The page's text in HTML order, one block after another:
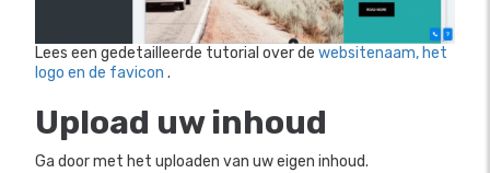
Lees een gedetailleerde tutorial over de websitenaam, het
logo en de favicon .
Upload uw inhoud
Ga door met het uploaden van uw eigen inhoud.